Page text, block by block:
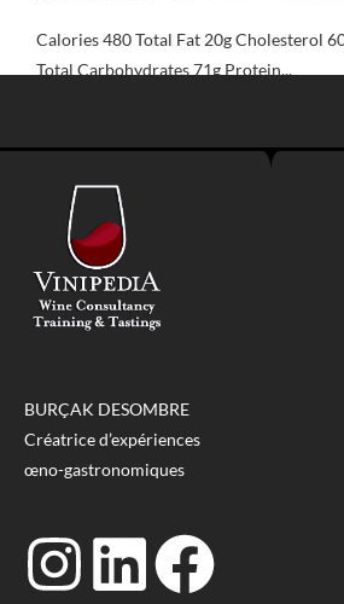
Calories 480 Total Fat 20g Cholesterol
Total Carbohydrates 71g Protein...
BURÇAK DESOMBRE
Créatrice d’expériences
œno-gastronomiques